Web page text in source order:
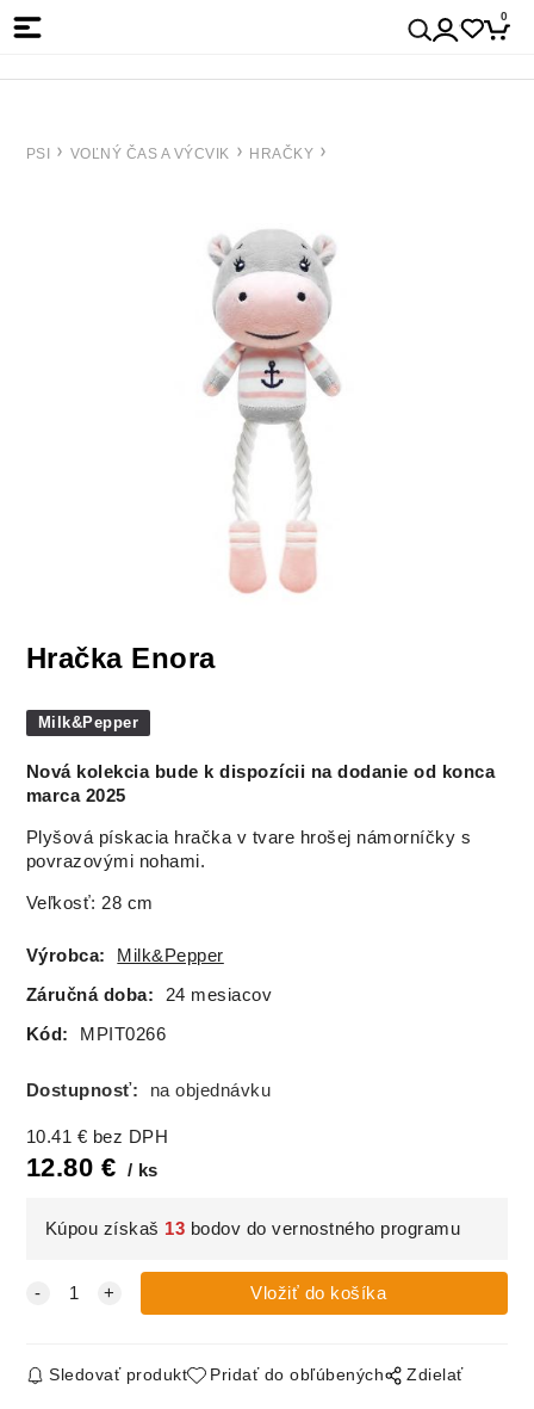
0
PSI VOĽNÝ ČAS A VÝCVIK HRAČKY
Hračka Enora
Milk&Pepper
Nová kolekcia bude k dispozícii na dodanie od konca
marca 2025
Plyšová pískacia hračka v tvare hrošej námorníčky s
povrazovými nohami.
Veľkosť: 28 cm
Výrobca: Milk&Pepper
Záručná doba: 24 mesiacov
Kód: MPIT0266
Dostupnosť: na objednávku
10.41 € bez DPH
12.80 € ks
Kúpou získaš 13 bodov do vernostného programu
Sledovať produkt Pridať do obľúbených Zdielať